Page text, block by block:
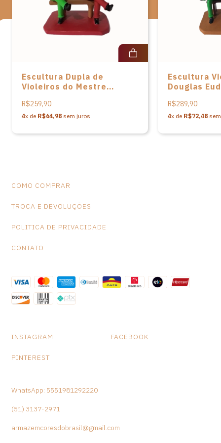
Escultura Dupla de
Violeiros do Mestre
R$259,90
4x de R$64,98 sem juros
Escultura
Douglas
R$289,90
4x de R$72,48
COMO COMPRAR
TROCA E DEVOLUÇÕES
POLITICA DE PRIVACIDADE
CONTATO
INSTAGRAM FACEBOOK
PINTEREST
WhatsApp: 5551981292220
(51) 3137-2971
armazemcoresdobrasil@gmail.com